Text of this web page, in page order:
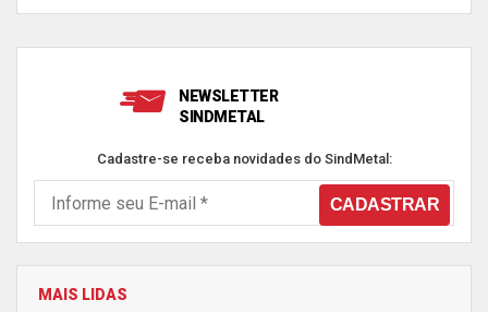
NEWSLETTER
SINDMETAL
Cadastre-se receba novidades do SindMetal:
MAIS LIDAS